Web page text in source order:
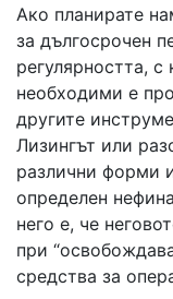
Ако планирате
за дългосрочен
регулярността,
необходими е
другите
Лизингът или
различни форми
определен
него е, че
при
средства за